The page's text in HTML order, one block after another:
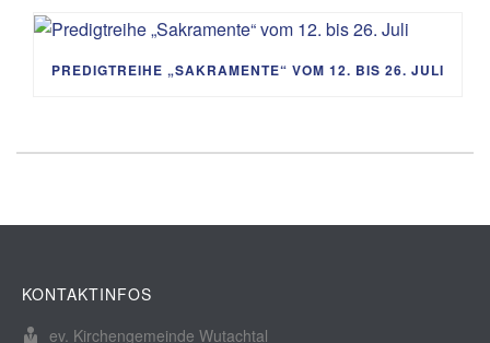
PREDIGTREIHE „SAKRAMENTE“ VOM 12. BIS 26. JULI
KONTAKTINFOS
ev. Kirchengemeinde Wutachtal